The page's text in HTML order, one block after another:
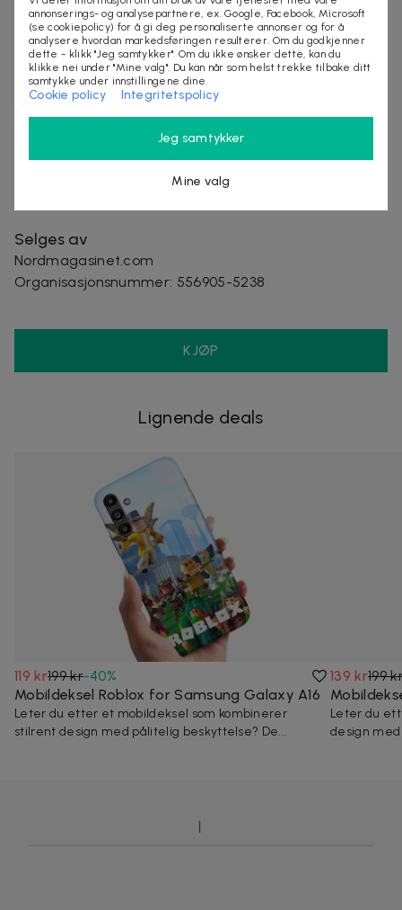
for daglig bruk
Opprinnelsesland: Sverige
Garanti: Standard garanti for fabrikasjonsfeil
Leveringstid: 2-6 arbeidsdager
Selges av
Nordmagasinet.com
Organisasjonsnummer: 556905-5238
KJØP
Lignende deals
119 kr199 kr-40%
Mobildeksel Roblox for Samsung Galaxy A16
Leter du etter et mobildeksel som kombinerer
stilrent design med pålitelig beskyttelse? De...
139 kr199
Leter du
design
annonserings- og analysepartnere, ex. Google, Facebook, Microsoft
(se cookiepolicy) for å gi deg personaliserte annonser og for å
analysere hvordan markedsføringen resulterer. Om du godkjenner
dette - klikk "Jeg samtykker". Om du ikke ønsker dette, kan du
klikke nei under "Mine valg". Du kan når som helst trekke tilbake ditt
samtykke under innstillingene dine.
Cookie policy Integritetspolicy
Jeg samtykker
Mine valg